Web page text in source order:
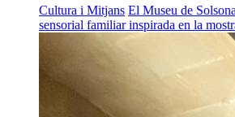
Cultura i Mitjans El Museu de
sensorial familiar inspirada en la